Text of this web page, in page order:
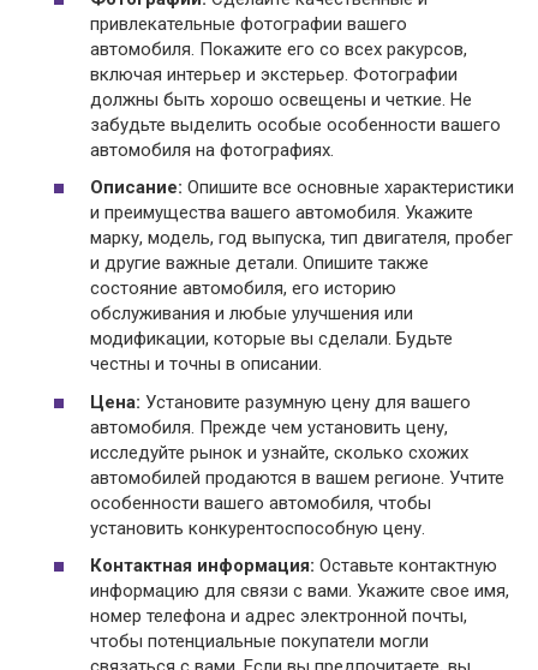
привлекательные фотографии вашего
автомобиля. Покажите его со всех ракурсов,
включая интерьер и экстерьер. Фотографии
должны быть хорошо освещены и четкие. Не
забудьте выделить особые особенности вашего
автомобиля на фотографиях.
Описание: Опишите все основные характеристики
и преимущества вашего автомобиля. Укажите
марку, модель, год выпуска, тип двигателя, пробег
и другие важные детали. Опишите также
состояние автомобиля, его историю
обслуживания и любые улучшения или
модификации, которые вы сделали. Будьте
честны и точны в описании.
Цена: Установите разумную цену для вашего
автомобиля. Прежде чем установить цену,
исследуйте рынок и узнайте, сколько схожих
автомобилей продаются в вашем регионе. Учтите
особенности вашего автомобиля, чтобы
установить конкурентоспособную цену.
Контактная информация: Оставьте контактную
информацию для связи с вами. Укажите свое имя,
номер телефона и адрес электронной почты,
чтобы потенциальные покупатели могли